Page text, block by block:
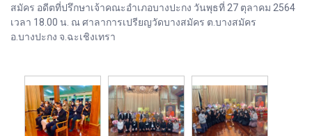
สมัคร อดีตที่ปรึกษาเจ้าคณะอำเภอบางปะกง วันพุธที่ 27 ตุลาคม 2564
เวลา 18.00 น. ณ ศาลาการเปรียญวัดบางสมัคร ต.บางสมัคร
อ.บางปะกง จ.ฉะเชิงเทรา